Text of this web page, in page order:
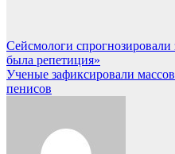
Навигация
по
записям
Сейсмологи спрогнозировали
была репетиция»
Ученые зафиксировали
пенисов